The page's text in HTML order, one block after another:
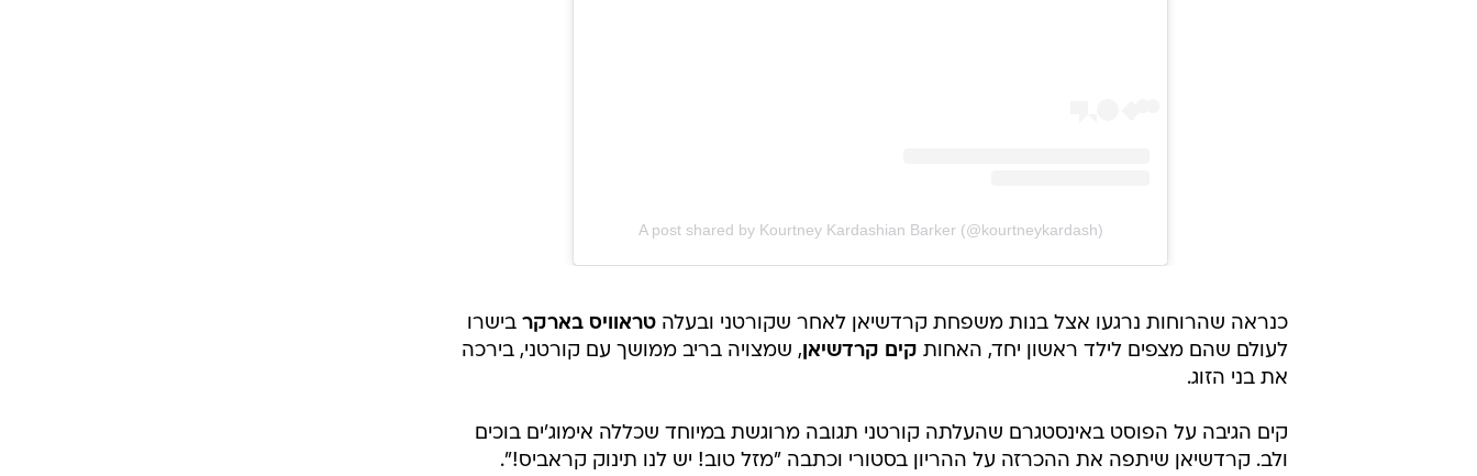
A post shared by Kourtney Kardashian Barker (@kourtneykardash)
כנראה שהרוחות נרגעו אצל בנות משפחת קרדשיאן לאחר שקורטני ובעלה טראוויס בארקר בישרו
לעולם שהם מצפים לילד ראשון יחד, האחות קים קרדשיאן, שמצויה בריב ממושך עם קורטני, בירכה
את בני הזוג.
קים הגיבה על הפוסט באינסטגרם שהעלתה קורטני תגובה מרוגשת במיוחד שכללה אימוג'ים בוכים
ולב. קרדשיאן שיתפה את ההכרזה על ההריון בסטורי וכתבה "מזל טוב! יש לנו תינוק קראביס!".